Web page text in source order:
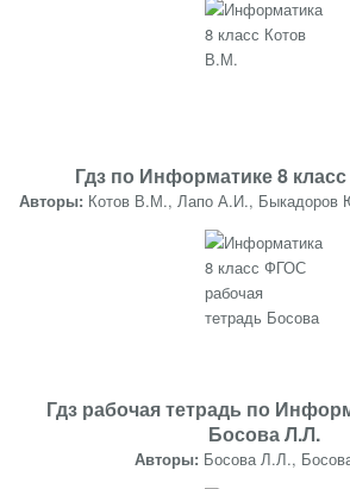
Гдз по Информатике 8
Авторы: Котов В.М., Лапо А.И., Быкадоров
Гдз рабочая тетрадь по
Босова Л.Л.
Авторы: Босова Л.Л.,